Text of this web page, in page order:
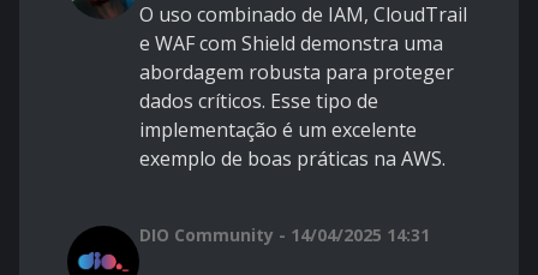
O uso combinado de IAM, CloudTrail
e WAF com Shield demonstra uma
abordagem robusta para proteger
dados críticos. Esse tipo de
implementação é um excelente
exemplo de boas práticas na AWS.
DIO Community - 14/04/2025 14:31